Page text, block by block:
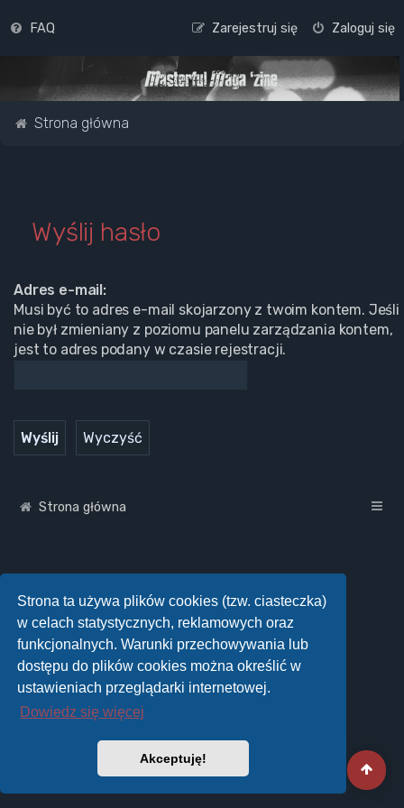
Strona ta używa plików cookies (tzw. ciasteczka)
w celach statystycznych, reklamowych oraz
funkcjonalnych. Warunki przechowywania lub
dostępu do plików cookies można określić w
ustawieniach przeglądarki internetowej.
Dowiedz się więcej
Akceptuję!
FAQ Zaloguj się
Zarejestruj się
Strona główna
Wyślij hasło
Adres e-mail:
Musi być to adres e-mail skojarzony z twoim kontem. Jeśli
nie był zmieniany z poziomu panelu zarządzania kontem,
jest to adres podany w czasie rejestracji.
Strona główna